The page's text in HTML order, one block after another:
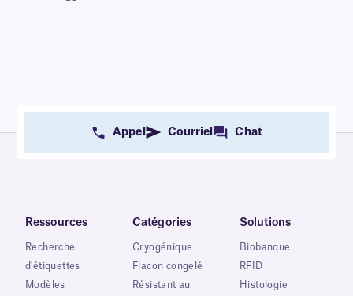
Appel Courriel Chat
Ressources
Recherche
d'étiquettes
Modèles
Catégories
Cryogénique
Flacon congelé
Résistant au
Solutions
Biobanque
RFID
Histologie